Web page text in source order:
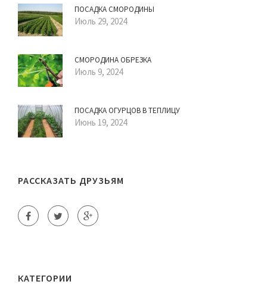
ПОСАДКА СМОРОДИНЫ
Июль 29, 2024
СМОРОДИНА ОБРЕЗКА
Июль 9, 2024
ПОСАДКА ОГУРЦОВ В ТЕПЛИЦУ
Июнь 19, 2024
РАССКАЗАТЬ ДРУЗЬЯМ
КАТЕГОРИИ